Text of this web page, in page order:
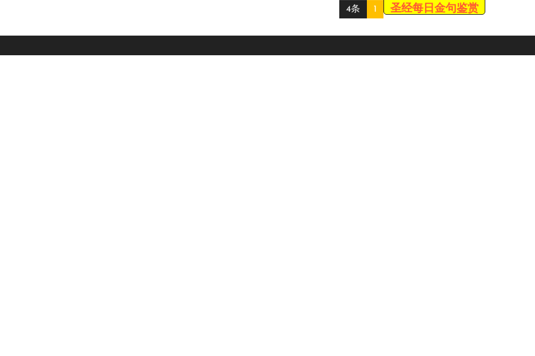
4条 1 圣经每日金句鉴赏